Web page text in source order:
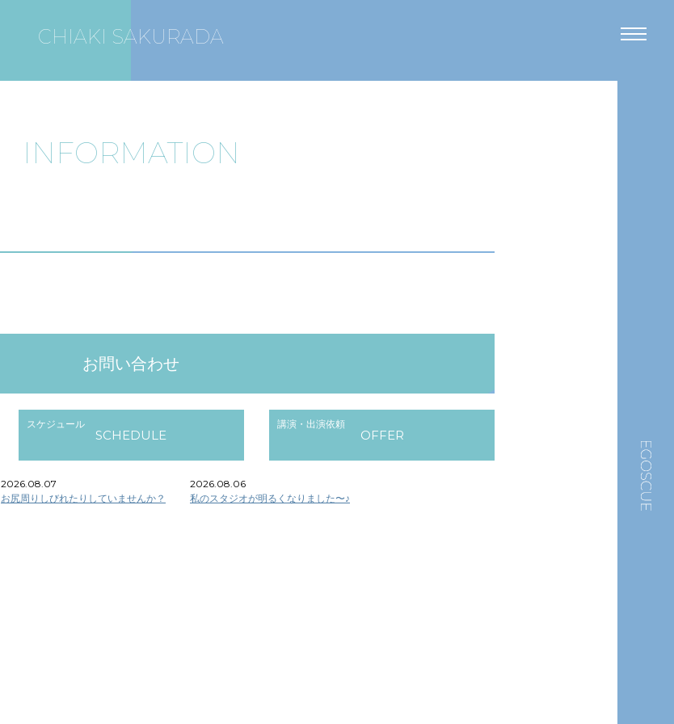
CHIAKI SAKURADA
INFORMATION
お問い合わせ
スケジュール
SCHEDULE
講演・出演依頼
OFFER
2026.08.07
お尻周りしびれたりしていませんか？
2026.08.06
私のスタジオが明るくなりました〜♪